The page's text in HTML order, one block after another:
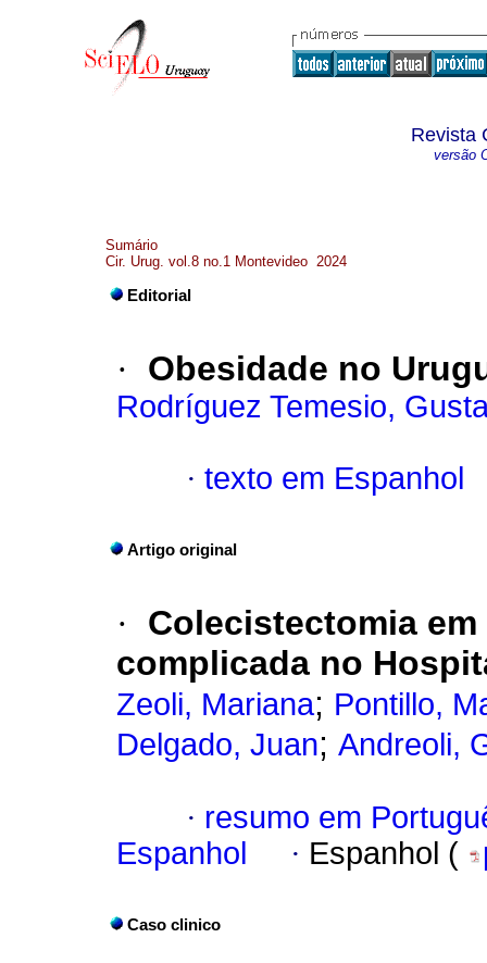
Revista
versão
Sumário
Cir. Urug. vol.8 no.1 Montevideo 2024
Editorial
· Obesidade no
Rodríguez Temesio,
· texto em Espanhol
Artigo original
·
Colecistectomia
complicada no
Zeoli, Mariana; Pontillo,
Delgado, Juan; Andreoli,
· resumo em
Espanhol
· Espanhol (
Caso clinico